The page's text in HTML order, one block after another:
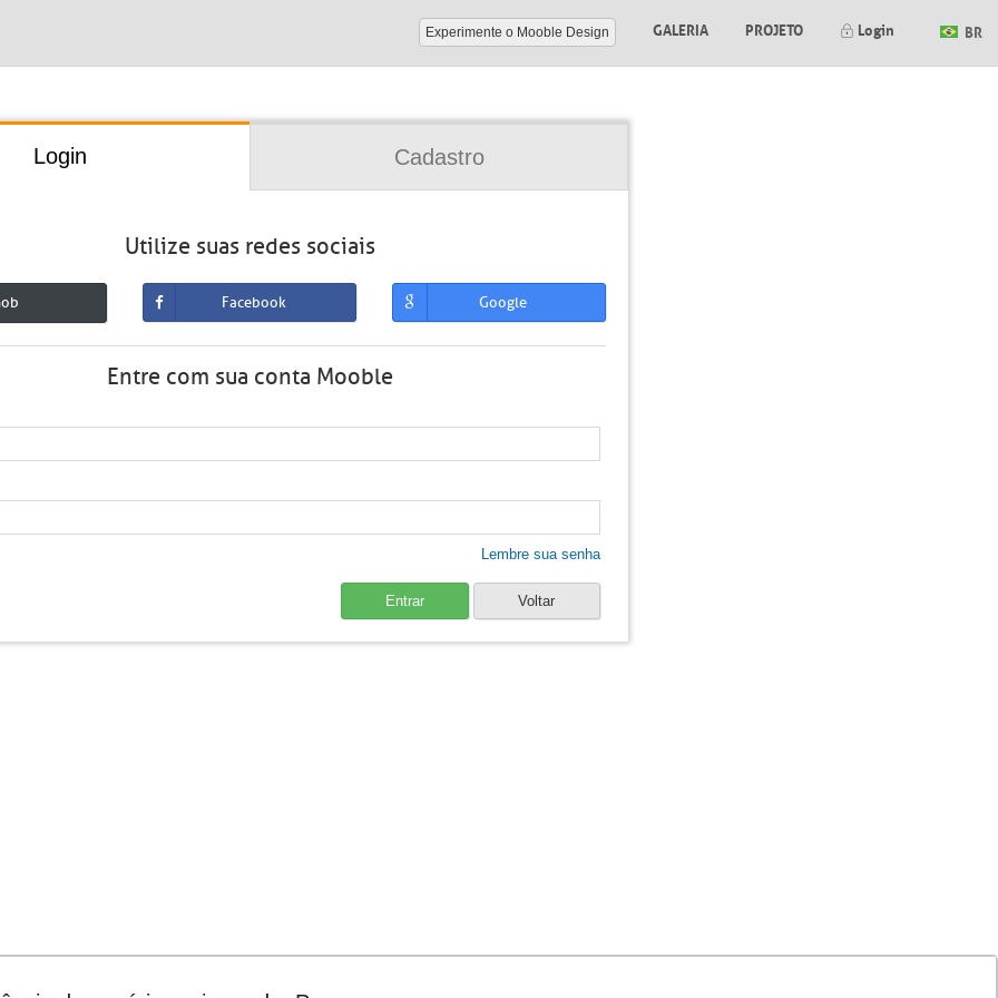
Experimente o Mooble Design GALERIA PROJETO Login BR
Login Cadastro
Utilize suas redes sociais
Facebook Google
Entre com sua conta Mooble
Lembre sua senha
Entrar Voltar